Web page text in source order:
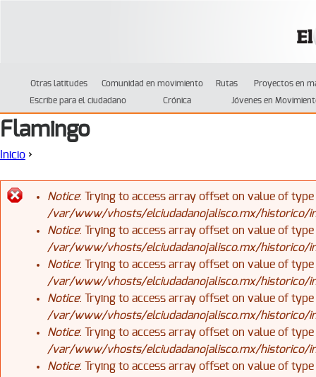
Otras latitudes Comunidad en movimiento Rutas
Proyectos en
Escribe para el ciudadano
Crónica Jóvenes en
Flamingo
Se encuentra usted aquí
Inicio ›
Mensaje de error
Notice: Trying to access array offset on value of
/var/www/vhosts/elciudadanojalisco.mx/historico/
Notice: Trying to access array offset on value of
/var/www/vhosts/elciudadanojalisco.mx/historico/
Notice: Trying to access array offset on value of
/var/www/vhosts/elciudadanojalisco.mx/historico/
Notice: Trying to access array offset on value of
/var/www/vhosts/elciudadanojalisco.mx/historico/
Notice: Trying to access array offset on value of
/var/www/vhosts/elciudadanojalisco.mx/historico/
Notice: Trying to access array offset on value of